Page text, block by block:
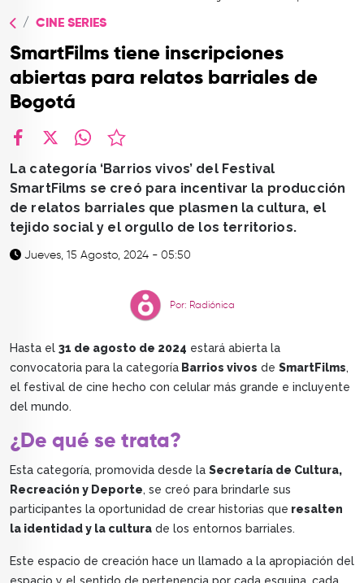
CONTACTO
CINE SERIES
SmartFilms tiene inscripciones
abiertas para relatos barriales de
Bogotá
La categoría ‘Barrios vivos’ del Festival
SmartFilms se creó para incentivar la producción
de relatos barriales que plasmen la cultura, el
tejido social y el orgullo de los territorios.
Jueves, 15 Agosto, 2024 - 05:50
Por: Radiónica
Hasta el 31 de agosto de 2024 estará abierta la
convocatoria para la categoría Barrios vivos de SmartFilms,
el festival de cine hecho con celular más grande e incluyente
del mundo.
¿De qué se trata?
Esta categoría, promovida desde la Secretaría de Cultura,
Recreación y Deporte, se creó para brindarle sus
participantes la oportunidad de crear historias que resalten
la identidad y la cultura de los entornos barriales.
Este espacio de creación hace un llamado a la apropiación del